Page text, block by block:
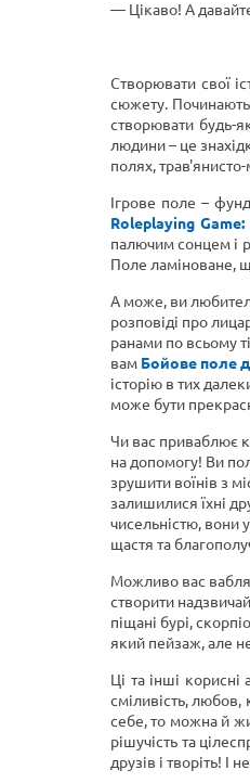
— Цікаво! А
Створювати свої
сюжету.
створювати будь-
людини – це
полях,
Ігрове поле –
Roleplaying
палючим сонцем і
Поле ламіноване,
А може, ви
розповіді про
ранами по всьому
вам Бойове поле
історію в тих
може бути
Чи вас приваблює
на допомогу! Ви
зрушити воїнів з
залишилися їхні
чисельністю, вони
щастя та
Можливо вас
створити
піщані бурі,
який пейзаж, але
Ці та інші корисні
сміливість, любов,
себе, то можна й
рішучість та
друзів і творіть!